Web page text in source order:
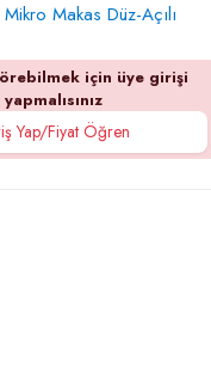
Makas Düz-Açılı
için üye girişi
yapmalısınız
Yap/Fiyat Öğren